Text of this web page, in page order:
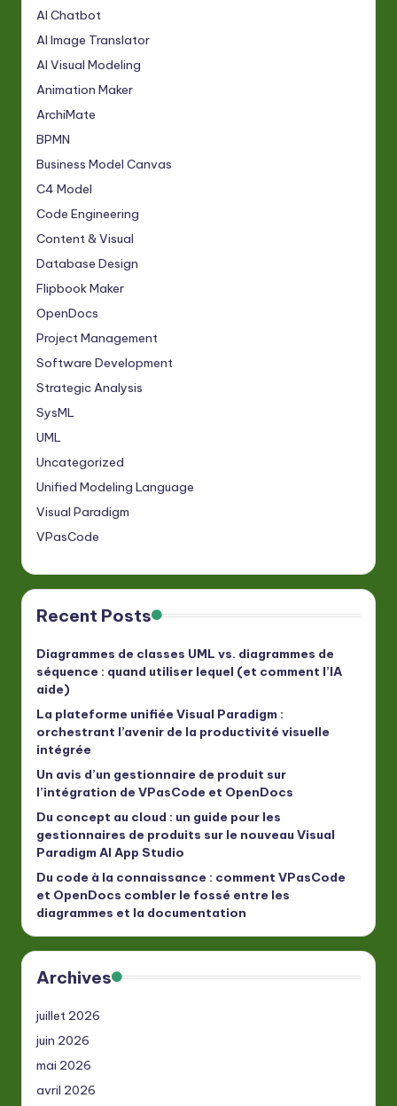
AI Chatbot
AI Image Translator
AI Visual Modeling
Animation Maker
ArchiMate
BPMN
Business Model Canvas
C4 Model
Code Engineering
Content & Visual
Database Design
Flipbook Maker
OpenDocs
Project Management
Software Development
Strategic Analysis
SysML
UML
Uncategorized
Unified Modeling Language
Visual Paradigm
VPasCode
Recent Posts
Diagrammes de classes UML vs. diagrammes de
séquence : quand utiliser lequel (et comment l’IA
aide)
La plateforme unifiée Visual Paradigm :
orchestrant l’avenir de la productivité visuelle
intégrée
Un avis d’un gestionnaire de produit sur
l’intégration de VPasCode et OpenDocs
Du concept au cloud : un guide pour les
gestionnaires de produits sur le nouveau Visual
Paradigm AI App Studio
Du code à la connaissance : comment VPasCode
et OpenDocs combler le fossé entre les
diagrammes et la documentation
Archives
juillet 2026
juin 2026
mai 2026
avril 2026